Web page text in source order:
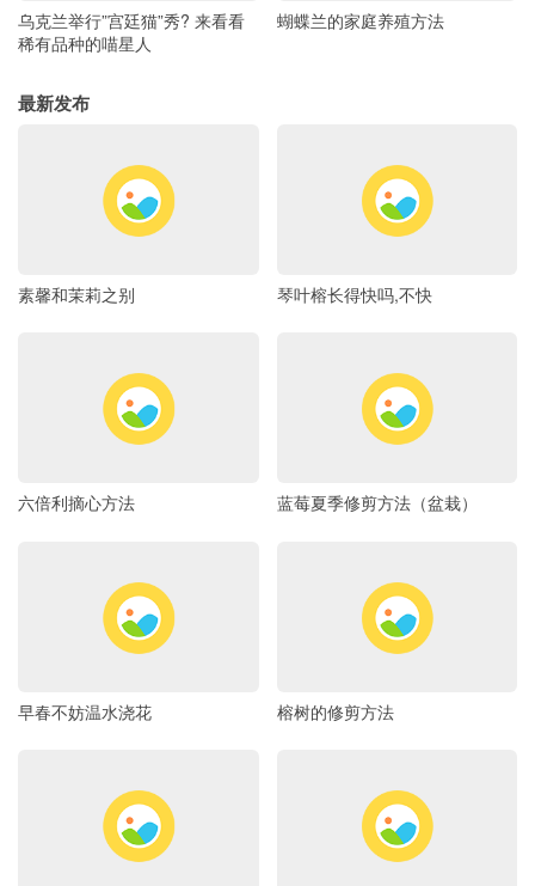
乌克兰举行”宫廷猫”秀? 来看看
稀有品种的喵星人
蝴蝶兰的家庭养殖方法
最新发布
素馨和茉莉之别 琴叶榕长得快吗,不快
六倍利摘心方法 蓝莓夏季修剪方法（盆栽）
早春不妨温水浇花 榕树的修剪方法